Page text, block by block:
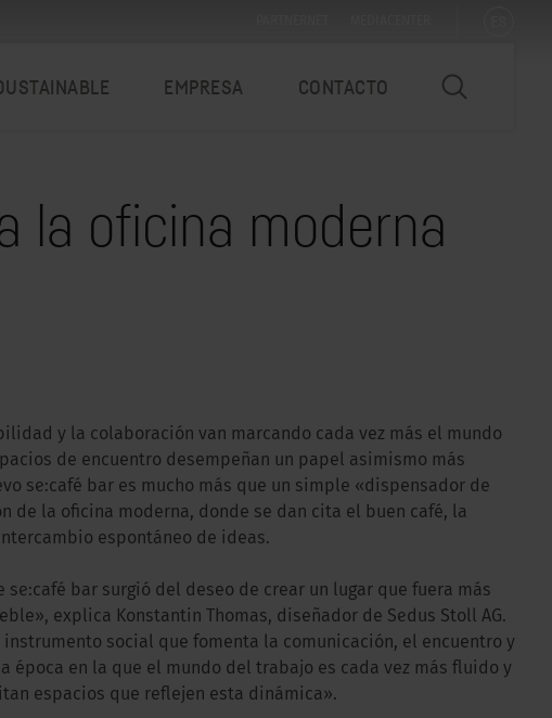
EMPRESA CONTACTO
la oficina moderna
y la colaboración van marcando cada vez más el mundo
de encuentro desempeñan un papel asimismo más
se:café bar es mucho más que un simple «dispensador de
de la oficina moderna, donde se dan cita el buen café, la
espontáneo de ideas.
se:café bar surgió del deseo de crear un lugar que fuera más
explica Konstantin Thomas, diseñador de Sedus Stoll AG.
instrumento social que fomenta la comunicación, el encuentro y
época en la que el mundo del trabajo es cada vez más fluido y
espacios que reflejen esta dinámica».